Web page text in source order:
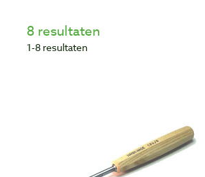
8 resultaten
1-8 resultaten